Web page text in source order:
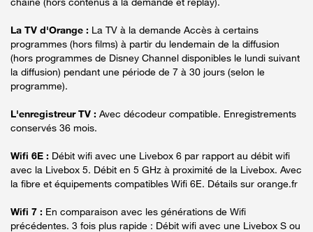
La TV d'Orange : La TV à la demande Accès à certains
programmes (hors films) à partir du lendemain de la diffusion
(hors programmes de Disney Channel disponibles le lundi suivant
la diffusion) pendant une période de 7 à 30 jours (selon le
programme).
L'enregistreur TV : Avec décodeur compatible. Enregistrements
conservés 36 mois.
Wifi 6E : Débit wifi avec une Livebox 6 par rapport au débit wifi
avec la Livebox 5. Débit en 5 GHz à proximité de la Livebox. Avec
la fibre et équipements compatibles Wifi 6E. Détails sur orange.fr
Wifi 7 : En comparaison avec les générations de Wifi
précédentes. 3 fois plus rapide : Débit wifi avec une Livebox S ou